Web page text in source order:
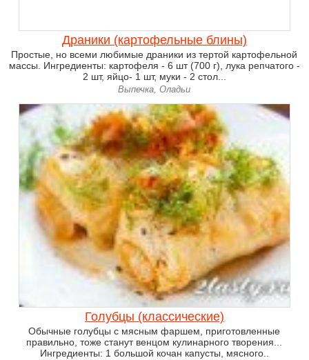
Драники (картофельные блины)
Простые, но всеми любимые драники из тертой картофельной
массы. Ингредиенты: картофеля - 6 шт (700 г), лука репчатого -
2 шт, яйцо- 1 шт, муки - 2 стол...
Выпечка, Оладьи
Голубцы (классические)
Обычные голубцы с мясным фаршем, приготовленные
правильно, тоже станут венцом кулинарного творения...
Ингредиенты: 1 большой кочан капусты, мясного..